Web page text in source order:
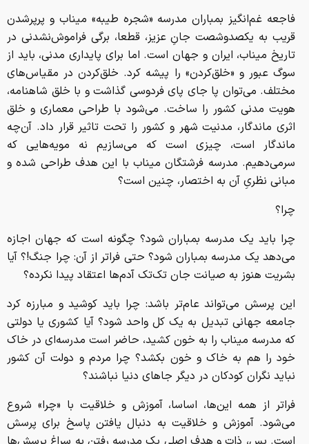
فاجعه غم‌انگیز بمباران مدرسه «شجره طیبه» میناب و پرپرشدن
قریب به یکصدوشصت جانِ عزیز، قطعا، برگی فراموش‌نشدنی در
تاریخ میناب، ایران و جهان است. اما برای پایداری مدنی، باید از
سوگ عبور و «خلق‌کردن» را پیشه کرد. خلق‌کردن در مقیاس‌های
مختلف. می‌توان پا جای پای فردوسی گذاشت و با خلق شاهنامه،
هویت مدنی کشور را ساخت. می‌شود با طراحی معماری و خلق
اثری ماندگار، مدنیت شهر و کشور را تحت تاثیر قرار داد. آن‌چه
ماندگار است، چیزی است که می‌سازیم نه مویه‌هایی که
سرمی‌دهیم. مدرسه فرشتگان میناب با این هدف طراحی شده و
مبانی نظری‌ِ آن به اختصار، چنین است؟
چرا؟
چرا باید یک مدرسه بمباران شود؟ چگونه است که جهان اجازه
می‌دهد یک مدرسه بمباران شود؟ حتی فراتر از آن: چرا جنگ!؟ آیا
بشریت هنوز به صیانت جان تک‌تک آدم‌ها اعتقاد پیدا نکرده؟
این پرسش می‌تواند عام‌تر باشد: چرا باید کوشید و مبارزه کرد
جامعه جهانی تبدیل به یک کل واحد شود؟ آیا کشوری یا دولتی
که مدرسه میناب را به خون کشید، حاضر است مدرسه‌ای در خاک
خود را هم به خاک و خون بکشد؟ چرا مردم و دولت آن کشور
نباید نگران کودکان در دیگر جاهای دنیا نباشند؟
فراتر از همه این‌ها، اساسا، آموزش و خلاقیت با «چرا» شروع
می‌شود. آموزش و خلاقیت به دنبال یافتن پاسخ برای پرسش